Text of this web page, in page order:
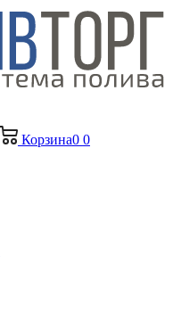
Корзина0 0